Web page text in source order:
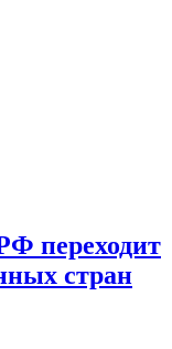
переходит
стран